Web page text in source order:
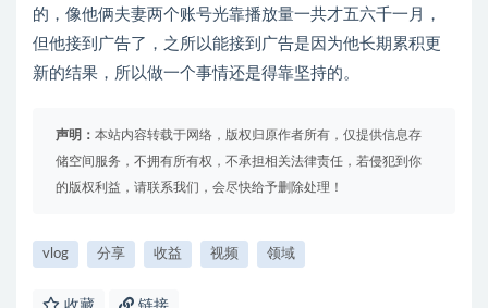
的，像他俩夫妻两个账号光靠播放量一共才五六千一月，
但他接到广告了，之所以能接到广告是因为他长期累积更
新的结果，所以做一个事情还是得靠坚持的。
声明： 本站内容转载于网络，版权归原作者所有，仅提供信息存
储空间服务，不拥有所有权，不承担相关法律责任，若侵犯到你
的版权利益，请联系我们，会尽快给予删除处理！
vlog 分享 收益 视频 领域